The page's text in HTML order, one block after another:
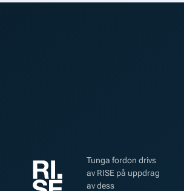
Tunga fordon drivs
av RISE på uppdrag
av dess